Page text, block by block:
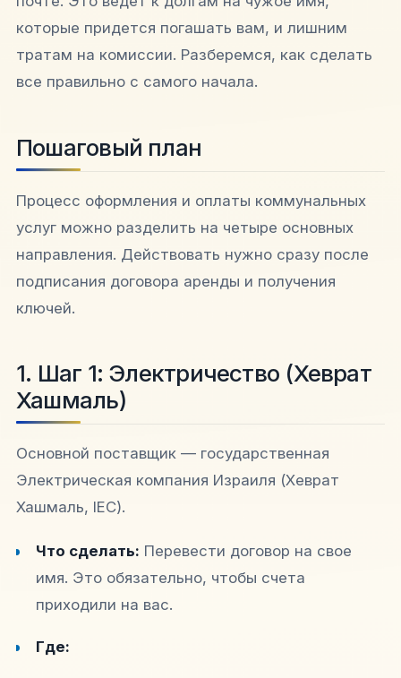
которые придется погашать вам, и лишним
тратам на комиссии. Разберемся, как сделать
все правильно с самого начала.
Пошаговый план
Процесс оформления и оплаты коммунальных
услуг можно разделить на четыре основных
направления. Действовать нужно сразу после
подписания договора аренды и получения
ключей.
1. Шаг 1: Электричество (Хеврат
Хашмаль)
Основной поставщик — государственная
Электрическая компания Израиля (Хеврат
Хашмаль, IEC).
Что сделать: Перевести договор на свое
имя. Это обязательно, чтобы счета
приходили на вас.
Где: